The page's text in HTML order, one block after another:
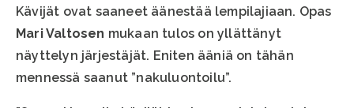
Kävijät ovat saaneet äänestää lempilajiaan. Opas
Mari Valtosen mukaan tulos on yllättänyt
näyttelyn järjestäjät. Eniten ääniä on tähän
mennessä saanut ”nakuluontoilu”.